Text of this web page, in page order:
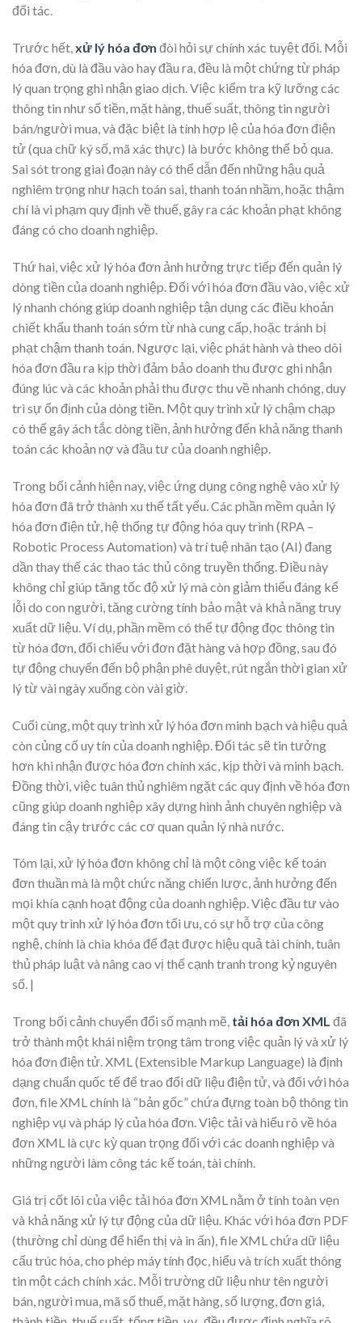
đối tác.
Trước hết,xử lý hóa đơn đòi hỏi sự chính xác tuyệt đối. Mỗi
hóa đơn, dù là đầu vào hay đầu ra, đều là một chứng từ pháp
lý quan trọng ghi nhận giao dịch. Việc kiểm tra kỹ lưỡng các
thông tin như số tiền, mặt hàng, thuế suất, thông tin người
bán/người mua, và đặc biệt là tính hợp lệ của hóa đơn điện
tử (qua chữ ký số, mã xác thực) là bước không thể bỏ qua.
Sai sót trong giai đoạn này có thể dẫn đến những hậu quả
nghiêm trọng như hạch toán sai, thanh toán nhầm, hoặc thậm
chí là vi phạm quy định về thuế, gây ra các khoản phạt không
đáng có cho doanh nghiệp.
Thứ hai, việc xử lý hóa đơn ảnh hưởng trực tiếp đến quản lý
dòng tiền của doanh nghiệp. Đối với hóa đơn đầu vào, việc xử
lý nhanh chóng giúp doanh nghiệp tận dụng các điều khoản
chiết khấu thanh toán sớm từ nhà cung cấp, hoặc tránh bị
phạt chậm thanh toán. Ngược lại, việc phát hành và theo dõi
hóa đơn đầu ra kịp thời đảm bảo doanh thu được ghi nhận
đúng lúc và các khoản phải thu được thu về nhanh chóng, duy
trì sự ổn định của dòng tiền. Một quy trình xử lý chậm chạp
có thể gây ách tắc dòng tiền, ảnh hưởng đến khả năng thanh
toán các khoản nợ và đầu tư của doanh nghiệp.
Trong bối cảnh hiện nay, việc ứng dụng công nghệ vào xử lý
hóa đơn đã trở thành xu thế tất yếu. Các phần mềm quản lý
hóa đơn điện tử, hệ thống tự động hóa quy trình (RPA –
Robotic Process Automation) và trí tuệ nhân tạo (AI) đang
dần thay thế các thao tác thủ công truyền thống. Điều này
không chỉ giúp tăng tốc độ xử lý mà còn giảm thiểu đáng kể
lỗi do con người, tăng cường tính bảo mật và khả năng truy
xuất dữ liệu. Ví dụ, phần mềm có thể tự động đọc thông tin
từ hóa đơn, đối chiếu với đơn đặt hàng và hợp đồng, sau đó
tự động chuyển đến bộ phận phê duyệt, rút ngắn thời gian xử
lý từ vài ngày xuống còn vài giờ.
Cuối cùng, một quy trình xử lý hóa đơn minh bạch và hiệu quả
còn củng cố uy tín của doanh nghiệp. Đối tác sẽ tin tưởng
hơn khi nhận được hóa đơn chính xác, kịp thời và minh bạch.
Đồng thời, việc tuân thủ nghiêm ngặt các quy định về hóa đơn
cũng giúp doanh nghiệp xây dựng hình ảnh chuyên nghiệp và
đáng tin cậy trước các cơ quan quản lý nhà nước.
Tóm lại, xử lý hóa đơn không chỉ là một công việc kế toán
đơn thuần mà là một chức năng chiến lược, ảnh hưởng đến
mọi khía cạnh hoạt động của doanh nghiệp. Việc đầu tư vào
một quy trình xử lý hóa đơn tối ưu, có sự hỗ trợ của công
nghệ, chính là chìa khóa để đạt được hiệu quả tài chính, tuân
thủ pháp luật và nâng cao vị thế cạnh tranh trong kỷ nguyên
số. |
Trong bối cảnh chuyển đổi số mạnh mẽ, tải hóa đơn XML đã
trở thành một khái niệm trọng tâm trong việc quản lý và xử lý
hóa đơn điện tử. XML (Extensible Markup Language) là định
dạng chuẩn quốc tế để trao đổi dữ liệu điện tử, và đối với hóa
đơn, file XML chính là “bản gốc” chứa đựng toàn bộ thông tin
nghiệp vụ và pháp lý của hóa đơn. Việc tải và hiểu rõ về hóa
đơn XML là cực kỳ quan trọng đối với các doanh nghiệp và
những người làm công tác kế toán, tài chính.
Giá trị cốt lõi của việc tải hóa đơn XML nằm ở tính toàn vẹn
và khả năng xử lý tự động của dữ liệu. Khác với hóa đơn PDF
(thường chỉ dùng để hiển thị và in ấn), file XML chứa dữ liệu
cấu trúc hóa, cho phép máy tính đọc, hiểu và trích xuất thông
tin một cách chính xác. Mỗi trường dữ liệu như tên người
bán, người mua, mã số thuế, mặt hàng, số lượng, đơn giá,